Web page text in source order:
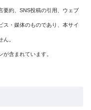
約、SNS投稿の引用、ウェブ
ス・媒体のものであり、本サイ
。
含まれています。